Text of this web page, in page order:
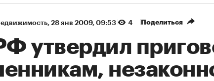
⁠, 28 янв 2009, 09:53 4 Поделиться
утвердил